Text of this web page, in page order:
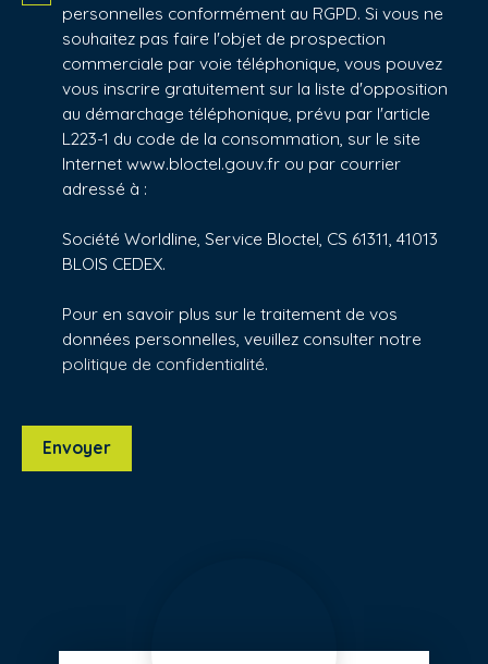
personnelles conformément au RGPD. Si vous ne
souhaitez pas faire l'objet de prospection
commerciale par voie téléphonique, vous pouvez
vous inscrire gratuitement sur la liste d'opposition
au démarchage téléphonique, prévu par l'article
L223-1 du code de la consommation, sur le site
Internet www.bloctel.gouv.fr ou par courrier
adressé à :
Société Worldline, Service Bloctel, CS 61311, 41013
BLOIS CEDEX.
Pour en savoir plus sur le traitement de vos
données personnelles, veuillez consulter notre
politique de confidentialité.
Envoyer